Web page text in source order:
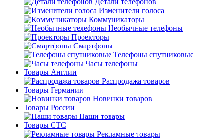
Детали телефонов
Изменители голоса
Коммуникаторы
Необычные телефоны
Проекторы
Смартфоны
Телефоны спутниковые
Часы телефоны
Товары Англии
Распродажа товаров
Товары Германии
Новинки товаров
Товары России
Наши товары
Товары СТС
Рекламные товары